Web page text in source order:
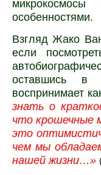
особенностями.
Взгляд Жако
если
оставшись
воспринимает
знать о
что крошечные
это
чем мы
нашей жизни…»